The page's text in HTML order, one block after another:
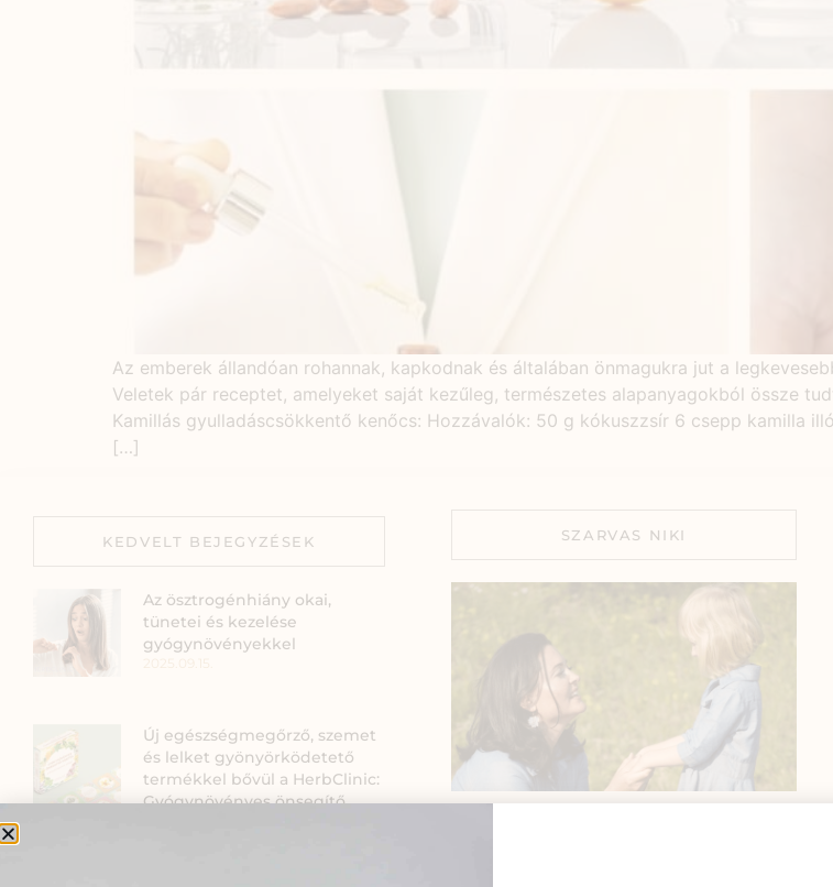
Az emberek állandóan rohannak, kapkodnak és általában önmagukra jut a
Veletek pár receptet, amelyeket saját kezűleg, természetes alapanyagokból össze
Kamillás gyulladáscsökkentő kenőcs: Hozzávalók: 50 g kókuszzsír 6 csepp kamilla
[…]
KEDVELT BEJEGYZÉSEK
Az ösztrogénhiány okai,
tünetei és kezelése
gyógynövényekkel
Új egészségmegőrző, szemet
és lelket gyönyörködetető
termékkel bővül a HerbClinic:
Gyógynövényes önsegítő
SZARVAS NIKI